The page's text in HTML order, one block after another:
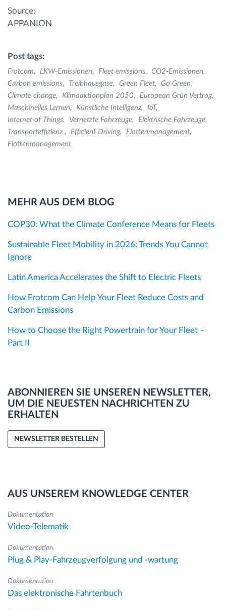
Source:
APPANION
Post tags:
Frotcom LKW-Emissionen Fleet emissions
CO2-Emissionen
Carbon emissions
Treibhausgase Green Fleet
Go Green
Climate change
Klimaaktionplan 2050
European Grün Vertrag
Maschinelles Lernen
Künstliche Intelligenz
IoT
Internet of Things
Vernetzte Fahrzeuge
Elektrische Fahrzeuge
Transporteffizienz
Efficient Driving
Flottenmanagement
Flоttenmanagement
MEHR AUS DEM BLOG
COP30: What the Climate Conference Means for Fleets
Sustainable Fleet Mobility in 2026: Trends You Cannot
Ignore
Latin America Accelerates the Shift to Electric Fleets
How Frotcom Can Help Your Fleet Reduce Costs and
Carbon Emissions
How to Choose the Right Powertrain for Your Fleet –
Part II
ABONNIEREN SIE UNSEREN NEWSLETTER,
UM DIE NEUESTEN NACHRICHTEN ZU
ERHALTEN
NEWSLETTER BESTELLEN
AUS UNSEREM KNOWLEDGE CENTER
Dokumentation
Video-Telematik
Dokumentation
Plug & Play-Fahrzeugverfolgung und -wartung
Dokumentation
Das elektronische Fahrtenbuch